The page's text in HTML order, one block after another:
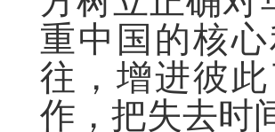
重中国的核
往，增进彼
作，把失去时